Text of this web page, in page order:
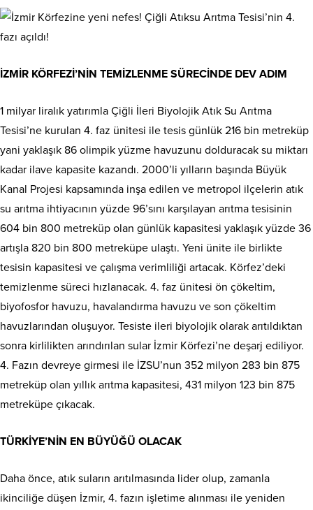
İZMİR KÖRFEZİ’NİN TEMİZLENME SÜRECİNDE DEV ADIM
1 milyar liralık yatırımla Çiğli İleri Biyolojik Atık Su Arıtma
Tesisi’ne kurulan 4. faz ünitesi ile tesis günlük 216 bin metreküp
yani yaklaşık 86 olimpik yüzme havuzunu dolduracak su miktarı
kadar ilave kapasite kazandı. 2000’li yılların başında Büyük
Kanal Projesi kapsamında inşa edilen ve metropol ilçelerin atık
su arıtma ihtiyacının yüzde 96’sını karşılayan arıtma tesisinin
604 bin 800 metreküp olan günlük kapasitesi yaklaşık yüzde 36
artışla 820 bin 800 metreküpe ulaştı. Yeni ünite ile birlikte
tesisin kapasitesi ve çalışma verimliliği artacak. Körfez’deki
temizlenme süreci hızlanacak. 4. faz ünitesi ön çökeltim,
biyofosfor havuzu, havalandırma havuzu ve son çökeltim
havuzlarından oluşuyor. Tesiste ileri biyolojik olarak arıtıldıktan
sonra kirlilikten arındırılan sular İzmir Körfezi’ne deşarj ediliyor.
4. Fazın devreye girmesi ile İZSU’nun 352 milyon 283 bin 875
metreküp olan yıllık arıtma kapasitesi, 431 milyon 123 bin 875
metreküpe çıkacak.
TÜRKİYE’NİN EN BÜYÜĞÜ OLACAK
Daha önce, atık suların arıtılmasında lider olup, zamanla
ikinciliğe düşen İzmir, 4. fazın işletime alınması ile yeniden